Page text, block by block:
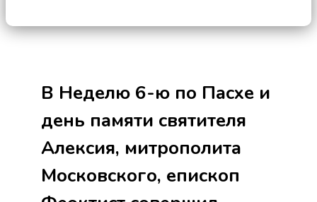
В Неделю 6-ю по Пасхе и
день памяти святителя
Алексия, митрополита
Московского, епископ